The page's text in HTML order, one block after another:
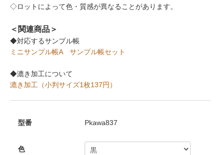
◇ロットによって色・質感が異なることがあります。
＜関連商品＞
◆対応するサンプル帳
ミニサンプル帳A
サンプル帳セット
◆漉き加工について
漉き加工（小判サイズ1枚137円）
型番 Pkawa837
色